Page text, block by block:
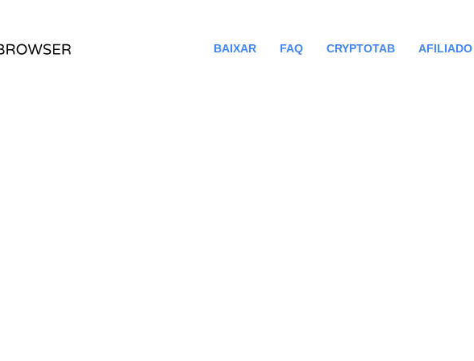
BAIXAR FAQ CRYPTOTAB AFILIADO